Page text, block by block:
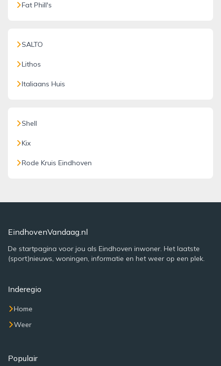
Fat Phill's
SALTO
Lithos
Italiaans Huis
Shell
Kix
Rode Kruis Eindhoven
EindhovenVandaag.nl
De startpagina voor jou als Eindhoven inwoner. Het laatste
(sport)nieuws, woningen, informatie en het weer op een plek.
Inderegio
Home
Weer
Populair